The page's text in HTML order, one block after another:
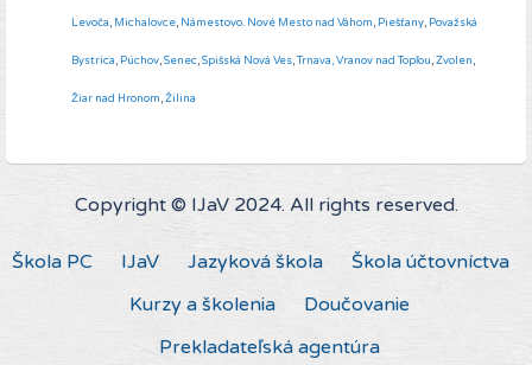
Levoča, Michalovce, Námestovo. Nové Mesto nad Váhom, Piešťany, Považská
Bystrica, Púchov,Senec,Spišská Nová Ves,Trnava,Vranov nad Topľou,Zvolen,
Žiar nad Hronom,Žilina
Copyright © IJaV 2024. All rights reserved.
Škola PC IJaV Jazyková škola
Škola účtovníctva
Kurzy a školenia
Doučovanie
Prekladateľská agentúra